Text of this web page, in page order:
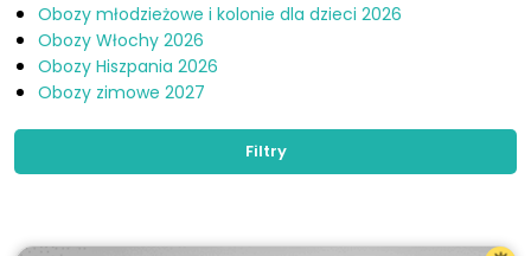
Obozy młodzieżowe i kolonie dla dzieci 2026
Obozy Włochy 2026
Obozy Hiszpania 2026
Obozy zimowe 2027
Filtry